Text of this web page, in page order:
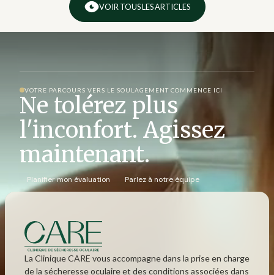
VOIR TOUS LES ARTICLES
VOTRE PARCOURS VERS LE SOULAGEMENT COMMENCE ICI
Ne tolérez plus
l'inconfort. Agissez
maintenant.
Planifier mon évaluation Parlez à notre équipe
La Clinique CARE vous accompagne dans la prise en charge
de la sécheresse oculaire et des conditions associées dans